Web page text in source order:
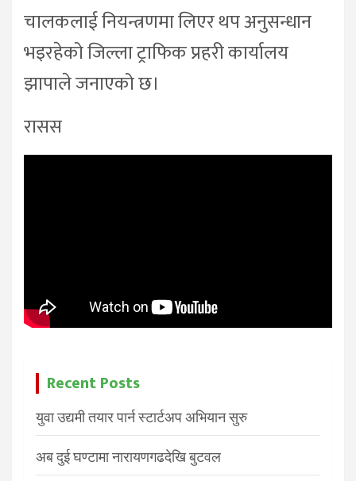
चालकलाई नियन्त्रणमा लिएर थप अनुसन्धान
भइरहेको जिल्ला ट्राफिक प्रहरी कार्यालय
झापाले जनाएको छ।
रासस
Recent Posts
युवा उद्यमी तयार पार्न स्टार्टअप अभियान सुरु
अब दुई घण्टामा नारायणगढदेखि बुटवल